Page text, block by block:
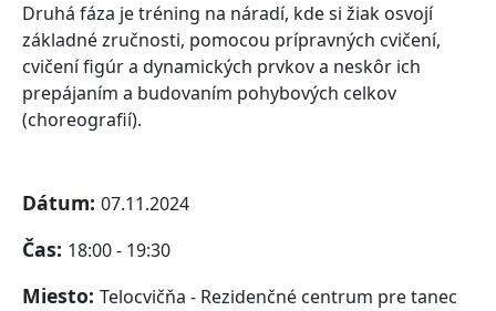
Druhá fáza je tréning na náradí, kde si žiak osvojí
základné zručnosti, pomocou prípravných cvičení,
cvičení figúr a dynamických prvkov a neskôr ich
prepájaním a budovaním pohybových celkov
(choreografií).
Dátum: 07.11.2024
Čas: 18:00 - 19:30
Miesto: Telocvičňa - Rezidenčné centrum pre tanec